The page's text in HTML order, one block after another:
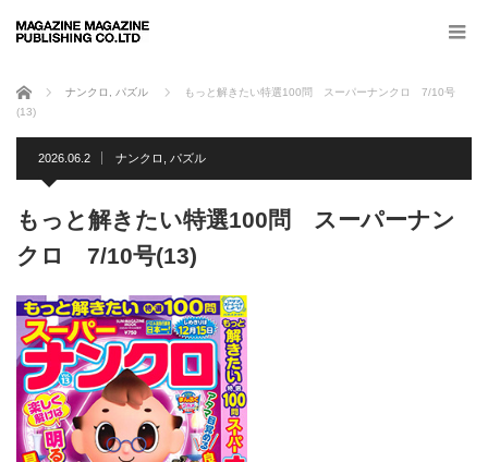
ホーム ナンクロ パズル
もっと解きたい特選100問 スーパーナンクロ 7/10号
(13)
2026.06.2 ナンクロ パズル
もっと解きたい特選100問 スーパーナン
クロ 7/10号(13)